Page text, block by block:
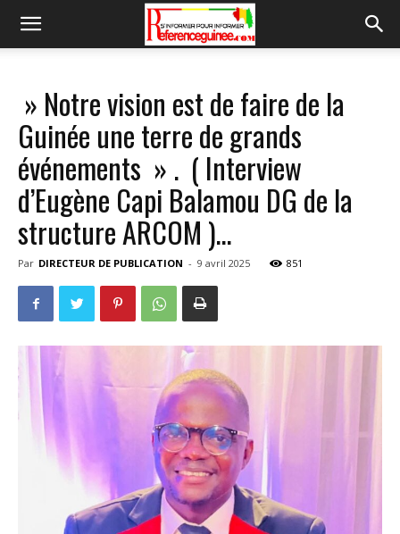
» Notre vision est de faire de la
Guinée une terre de grands
événements » . ( Interview
d’Eugène Capi Balamou DG de la
structure ARCOM )…
Par DIRECTEUR DE PUBLICATION - 9 avril 2025 851